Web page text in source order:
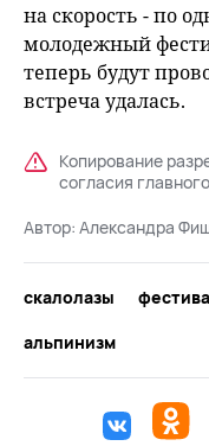
на скорость - по
молодежный
теперь будут
встреча удалась.
Копирование
согласия
Автор: Александра
скалолазы
альпинизм